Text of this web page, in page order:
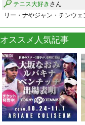
テニス大好き さん
リー・ナやジャン・チンウェ
オススメ人気記事